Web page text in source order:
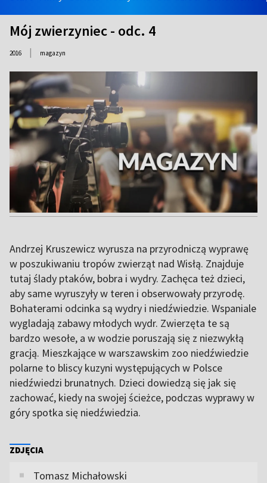
Mój zwierzyniec - odc. 4
2016 | magazyn
Andrzej Kruszewicz wyrusza na przyrodniczą wyprawę
w poszukiwaniu tropów zwierząt nad Wisłą. Znajduje
tutaj ślady ptaków, bobra i wydry. Zachęca też dzieci,
aby same wyruszyły w teren i obserwowały przyrodę.
Bohaterami odcinka są wydry i niedźwiedzie. Wspaniale
wygladają zabawy młodych wydr. Zwierzęta te są
bardzo wesołe, a w wodzie poruszają się z niezwykłą
gracją. Mieszkające w warszawskim zoo niedźwiedzie
polarne to bliscy kuzyni występujących w Polsce
niedźwiedzi brunatnych. Dzieci dowiedzą się jak się
zachować, kiedy na swojej ścieżce, podczas wyprawy w
góry spotka się niedźwiedzia.
ZDJĘCIA
Tomasz Michałowski